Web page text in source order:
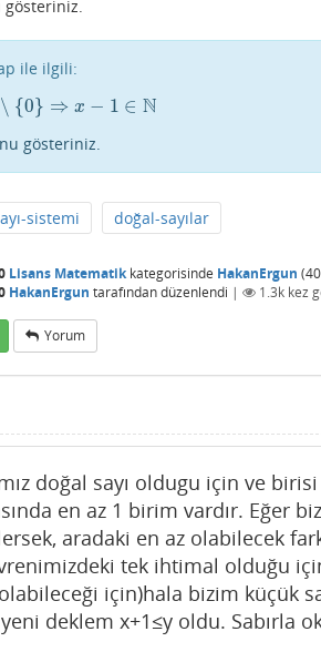
ile ilgili:
∖ {0} ⇒ x − 1 ∈ N
∈ N∖{ 0 }⇒x −1 ∈ N
gösteriniz.
sistemi doğal-sayılar
Lisans Matematikkategorisinde HakanErgun (
HakanErgun tarafındandüzenlendi | 1.3k kez
Yorum
doğal sayı oldugu için ve
en az 1 birim vardır. Eğer
aradaki en az olabilecek
tek ihtimal olduğu
için)hala bizim küçük
deklem x+1≤y oldu. Sabırla